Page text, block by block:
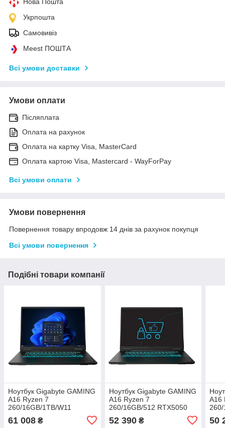
Нова Пошта
Укрпошта
Самовивіз
Meest ПОШТА
Всі умови доставки
Умови оплати
Післяплата
Оплата на рахунок
Оплата на картку Visa, MasterCard
Оплата картою Visa, Mastercard - WayForPay
Всі умови оплати
Умови повернення
Повернення товару впродовж 14 днів за рахунок покупця
Всі умови повернення
Подібні товари компанії
Ноутбук Gigabyte GAMING
A16 Ryzen 7
260/16GB/1TB/W11
(3VHK3EE893SH)
61 008 ₴
Ноутбук Gigabyte GAMING
A16 Ryzen 7
260/16GB/512 RTX5050
165Hz (3THK3EE893SD)
52 390₴
A16
50